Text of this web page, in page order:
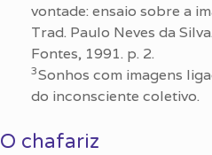
vontade: ensaio sobre a
Trad. Paulo Neves da
Fontes, 1991. p. 2.
3Sonhos com imagens
do inconsciente coletivo.
O chafariz